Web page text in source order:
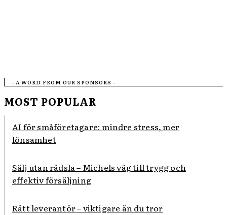
- A WORD FROM OUR SPONSORS -
MOST POPULAR
AI för småföretagare: mindre stress, mer
lönsamhet
Sälj utan rädsla – Michels väg till trygg och
effektiv försäljning
Rätt leverantör – viktigare än du tror